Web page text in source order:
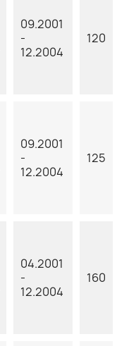
09.2001
-
12.2004
120
09.2001
-
12.2004
125
04.2001
-
12.2004
160